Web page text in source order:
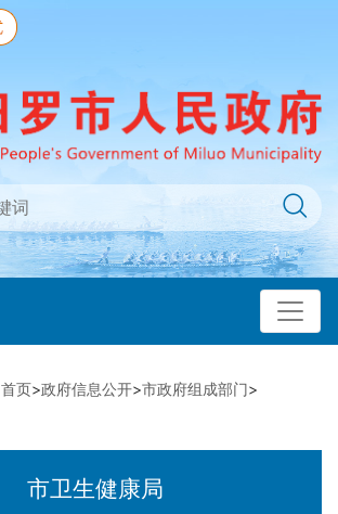
首页>政府信息公开>市政府组成部门>
市卫生健康局